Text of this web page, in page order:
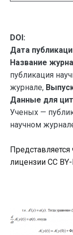
DOI:
Дата
Название
публикация
журнале,
Данные для
Ученых —
научном
лицензии CC